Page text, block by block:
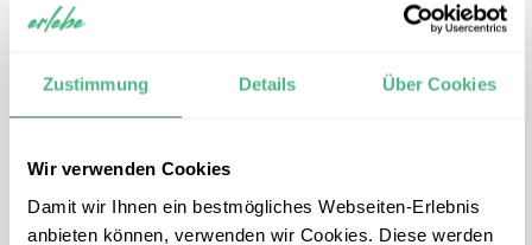
Zustimmung Details Über Cookies
Wir verwenden Cookies
Damit wir Ihnen ein bestmögliches Webseiten-Erlebnis
anbieten können, verwenden wir Cookies. Diese werden
E-Mail
china@erlebe.de